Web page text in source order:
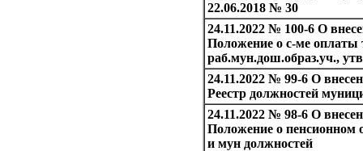
22.06.2018 № 30
24.11.2022 № 100-6 О
Положение о с-ме оплаты
раб.мун.дош.образ.уч.,
24.11.2022 № 99-6 О
Реестр должностей
24.11.2022 № 98-6 О
Положение о пенсионном
и мун должностей